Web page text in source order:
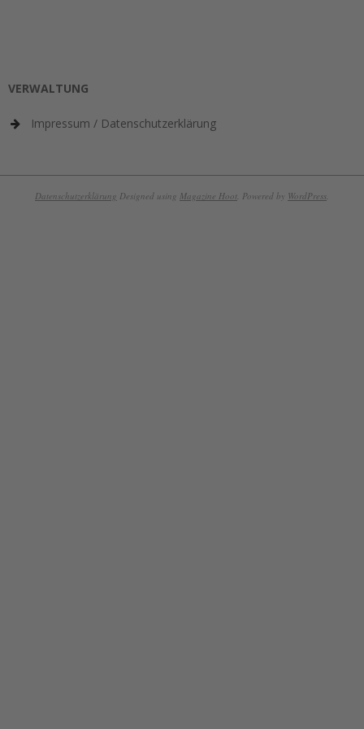
VERWALTUNG
Impressum / Datenschutzerklärung
Datenschutzerklärung Designed using Magazine Hoot. Powered by WordPress.